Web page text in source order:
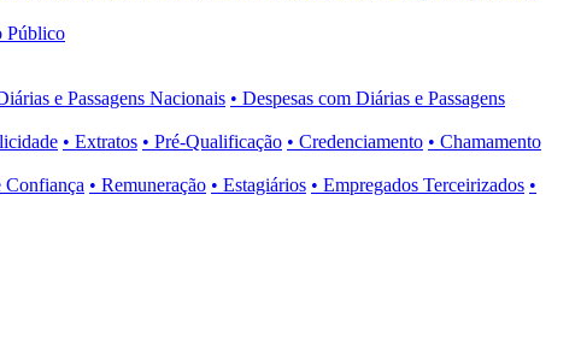
Público
e Passagens Nacionais • Despesas com Diárias e Passagens
• Extratos • Pré-Qualificação • Credenciamento • Chamamento
Confiança • Remuneração • Estagiários • Empregados Terceirizados •